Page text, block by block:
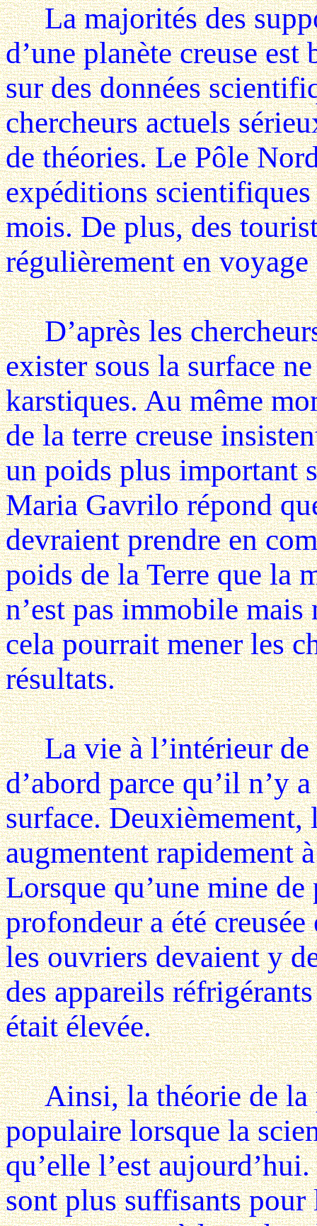
La majorités des
d’une planète creuse est
sur des données
chercheurs actuels
de théories. Le Pôle
expéditions
mois. De plus, des
régulièrement en
D’après les
exister sous la surface
karstiques. Au même
de la terre creuse
un poids plus important
Maria Gavrilo répond
devraient prendre en
poids de la Terre que la
n’est pas immobile
cela pourrait mener les
résultats.
La vie à l’intérieur de
d’abord parce qu’il n’y
surface. Deuxièmement,
augmentent rapidement
Lorsque qu’une mine
profondeur a été
les ouvriers devaient y
des appareils
était élevée.
Ainsi, la théorie de la
populaire lorsque la
qu’elle l’est
sont plus suffisants pour